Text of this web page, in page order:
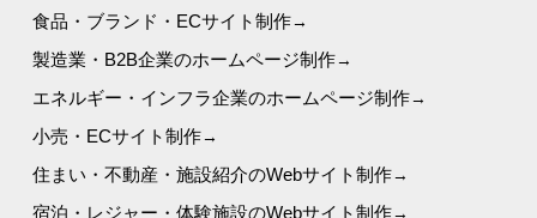
食品・ブランド・ECサイト制作
製造業・B2B企業のホームページ制作
エネルギー・インフラ企業のホームページ制作
小売・ECサイト制作
住まい・不動産・施設紹介のWebサイト制作
宿泊・レジャー・体験施設のWebサイト制作